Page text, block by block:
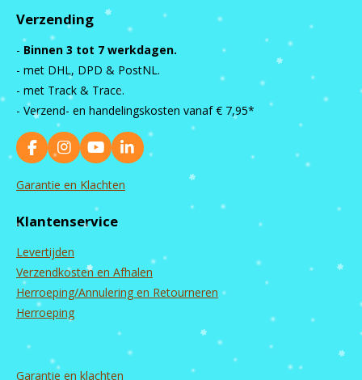
Verzending
- Binnen 3 tot 7 werkdagen.
- met DHL, DPD & PostNL.
- met Track & Trace.
- Verzend- en handelingskosten vanaf € 7,95*
F
a
c
o
k
I
n
s
g
a
m
Y
o
u
u
b
L
i
Garantie en Klachten
Klantenservice
Levertijden
Verzendkosten en Afhalen
Herroeping/Annulering en Retourneren
Herroeping
Garantie en klachten